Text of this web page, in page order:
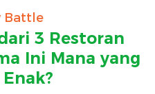
Battle
3 Restoran
Ini Mana yang